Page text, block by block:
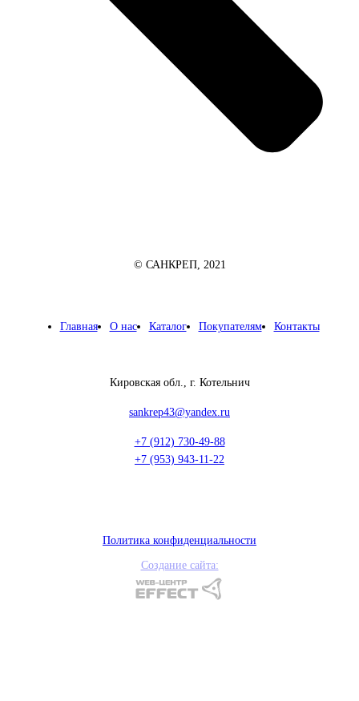
© САНКРЕП, 2021
Главная О нас Каталог Покупателям Контакты
Кировская обл., г. Котельнич
sankrep43@yandex.ru
+7 (912) 730-49-88
+7 (953) 943-11-22
Политика конфиденциальности
Создание сайта: